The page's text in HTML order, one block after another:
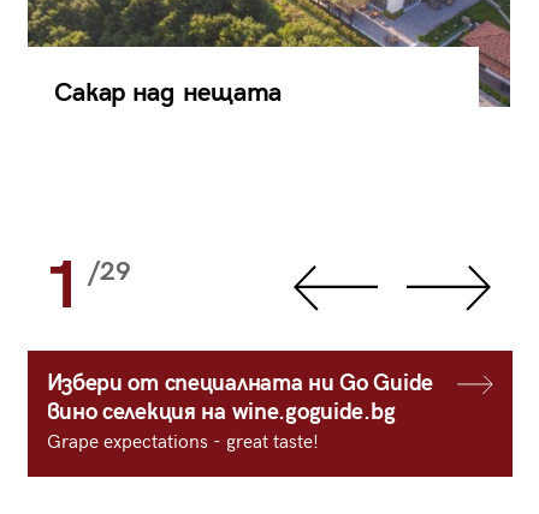
Сакар над нещата
1 /29
Избери от специалната ни Go Guide
вино селекция на wine.goguide.bg
Grape expectations - great taste!